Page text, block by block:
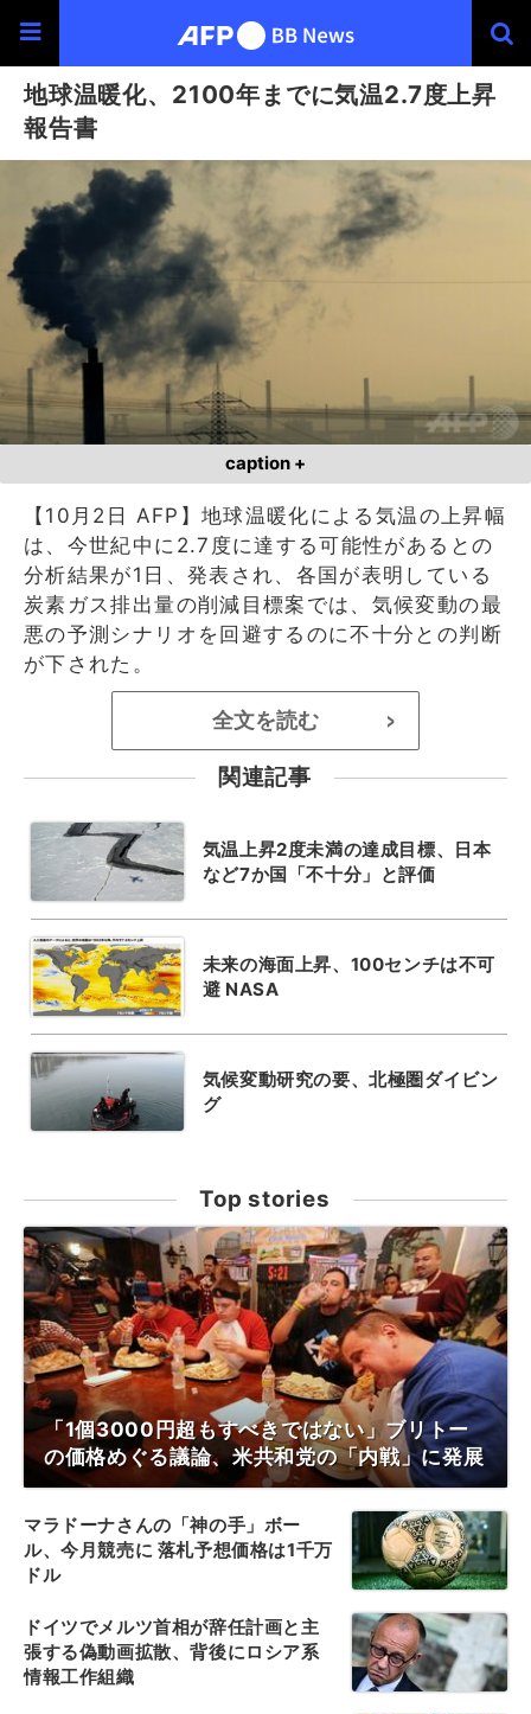
地球温暖化、2100年までに気温2.7度上昇
報告書
caption +
【10月2日 AFP】地球温暖化による気温の上昇幅
は、今世紀中に2.7度に達する可能性があるとの
分析結果が1日、発表され、各国が表明している
炭素ガス排出量の削減目標案では、気候変動の最
悪の予測シナリオを回避するのに不十分との判断
が下された。
全文を読む >
関連記事
気温上昇2度未満の達成目標、日本
など7か国「不十分」と評価
未来の海面上昇、100センチは不可
避 NASA
気候変動研究の要、北極圏ダイビン
グ
Top stories
「1個3000円超もすべきではない」ブリトー
の価格めぐる議論、米共和党の「内戦」に発展
マラドーナさんの「神の手」ボー
ル、今月競売に 落札予想価格は1千万
ドル
ドイツでメルツ首相が辞任計画と主
張する偽動画拡散、背後にロシア系
情報工作組織